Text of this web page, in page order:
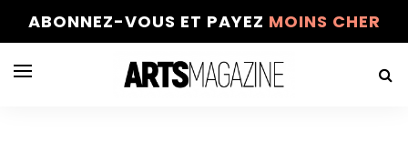
ABONNEZ-VOUS ET PAYEZ MOINS CHER